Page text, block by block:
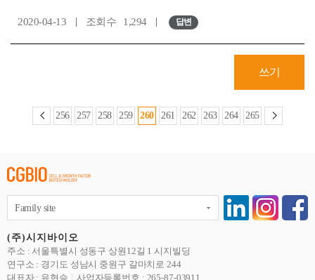
2020-04-13 조회수 1,294 답변
쓰기
256 257 258 259 260 261 262 263 264 265
(주)시지바이오
주소 : 서울특별시 성동구 상원12길 1 시지빌딩
연구소 : 경기도 성남시 중원구 갈마치로 244
대표자 : 유현승
사업자등록번호 : 265-87-03911
Family site